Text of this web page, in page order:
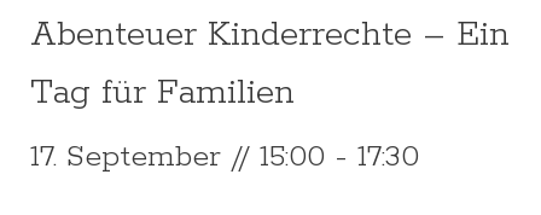
Abenteuer Kinderrechte – Ein
Tag für Familien
17. September // 15:00 - 17:30